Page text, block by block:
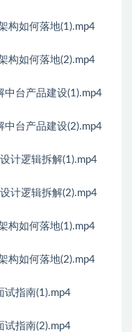
构如何落地(1).mp4
构如何落地(2).mp4
台产品建设(1).mp4
台产品建设(2).mp4
计逻辑拆解(1).mp4
计逻辑拆解(2).mp4
构如何落地(1).mp4
构如何落地(2).mp4
指南(1).mp4
指南(2).mp4